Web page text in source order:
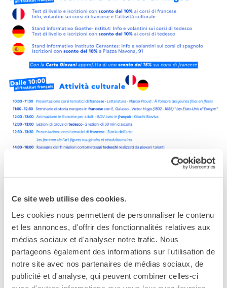
Ce site web utilise des cookies.
Les cookies nous permettent de personnaliser le contenu
et les annonces, d'offrir des fonctionnalités relatives aux
médias sociaux et d'analyser notre trafic. Nous
partageons également des informations sur l'utilisation de
notre site avec nos partenaires de médias sociaux, de
publicité et d'analyse, qui peuvent combiner celles-ci